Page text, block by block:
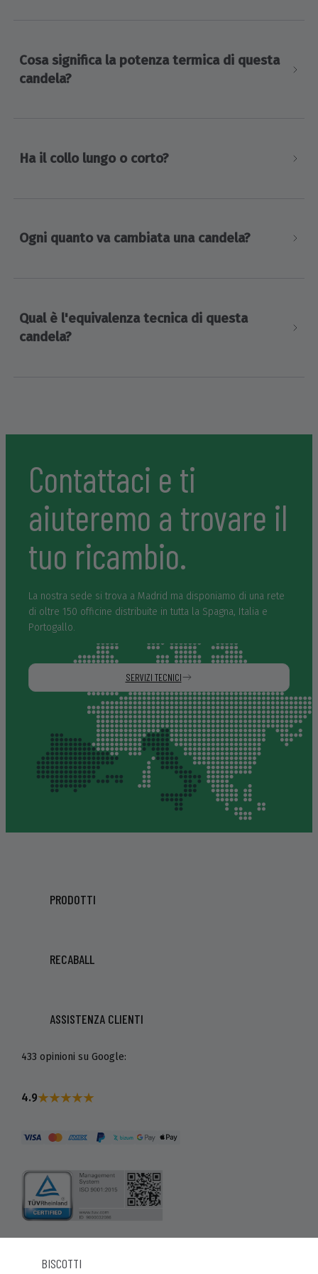
Cosa significa la potenza termica di questa
candela?
Ha il collo lungo o corto?
Ogni quanto va cambiata una candela?
Qual è l'equivalenza tecnica di questa
candela?
Contattaci e ti
aiuteremo a trovare il
tuo ricambio.
La nostra sede si trova a Madrid ma disponiamo di una rete
di oltre 150 officine distribuite in tutta la Spagna, Italia e
Portogallo.
SERVIZI TECNICI
PRODOTTI
RECABALL
ASSISTENZA CLIENTI
433 opinioni su Google:
4.9
© Recaball 2022.
BISCOTTI